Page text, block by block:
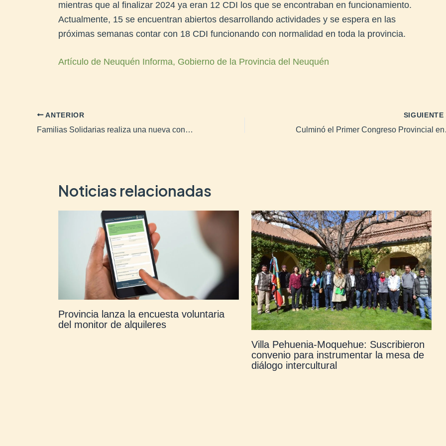
mientras que al finalizar 2024 ya eran 12 CDI los que se encontraban en funcionamiento.
Actualmente, 15 se encuentran abiertos desarrollando actividades y se espera en las
próximas semanas contar con 18 CDI funcionando con normalidad en toda la provincia.
Artículo de Neuquén Informa, Gobierno de la Provincia del Neuquén
ANTERIOR
Familias Solidarias realiza una nueva convocatoria
SIGUIENTE
Noticias relacionadas
Provincia lanza la encuesta voluntaria
del monitor de alquileres
Villa Pehuenia-Moquehue: Suscribieron
convenio para instrumentar la mesa de
diálogo intercultural